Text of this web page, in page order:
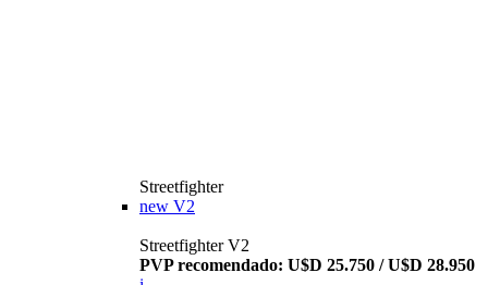
Streetfighter
new V2
Streetfighter V2
PVP recomendado: U$D 25.750 / U$D 28.950